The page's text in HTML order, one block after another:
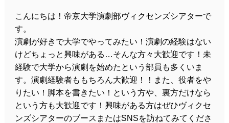
こんにちは！帝京大学演劇部ヴィクセンズシアターで
す。
演劇が好きで大学でやってみたい！演劇の経験はない
けどちょっと興味がある…そんな方々大歓迎です！未
経験で大学から演劇を始めたという部員も多くいま
す。演劇経験者ももちろん大歓迎！！また、役者をや
りたい！脚本を書きたい！という方や、裏方だけなら
という方も大歓迎です！興味がある方はぜひヴィクセ
ンズシアターのブースまたはSNSを訪ねてみてくださ